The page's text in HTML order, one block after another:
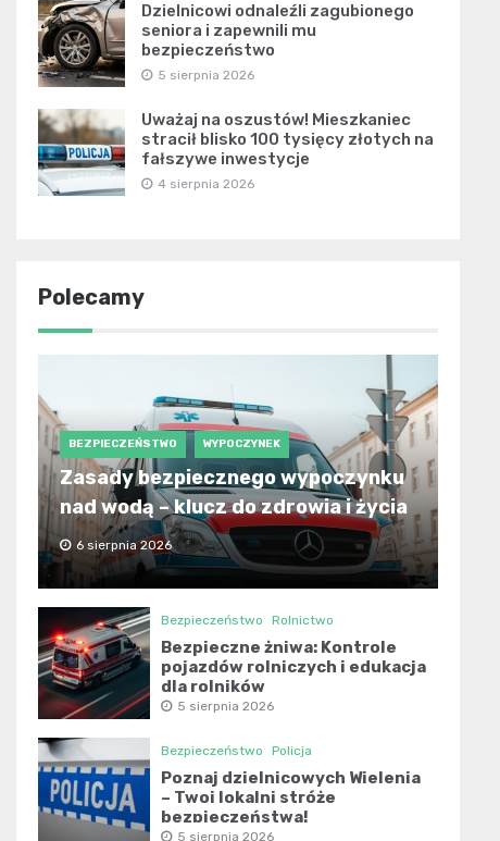
Dzielnicowi odnaleźli zagubionego
seniora i zapewnili mu
bezpieczeństwo
5 sierpnia 2026
Uważaj na oszustów! Mieszkaniec
stracił blisko 100 tysięcy złotych na
fałszywe inwestycje
4 sierpnia 2026
Polecamy
BEZPIECZEŃSTWO WYPOCZYNEK
Zasady bezpiecznego wypoczynku
nad wodą – klucz do zdrowia i życia
6 sierpnia 2026
Bezpieczeństwo Rolnictwo
Bezpieczne żniwa: Kontrole
pojazdów rolniczych i edukacja
dla rolników
5 sierpnia 2026
Bezpieczeństwo Policja
Poznaj dzielnicowych Wielenia
– Twoi lokalni stróże
bezpieczeństwa!
5 sierpnia 2026